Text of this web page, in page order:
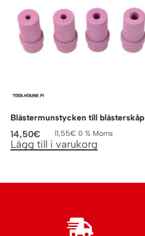
Blästermunstycken till blästerskåp
14,50€ 11,55€ 0 % Moms
Lägg till i varukorg